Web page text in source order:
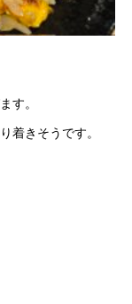
す。
着きそうです。